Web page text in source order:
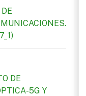
DE
5G Y